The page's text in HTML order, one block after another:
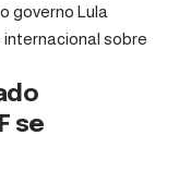
governo Lula
sobre
se